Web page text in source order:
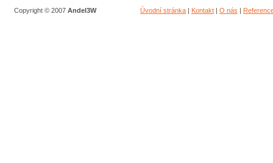
Copyright © 2007 Andel3W Úvodní stránka | Kontakt | O nás |